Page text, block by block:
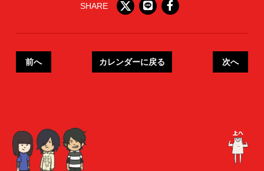
SHARE
前へ カレンダーに戻る 次へ